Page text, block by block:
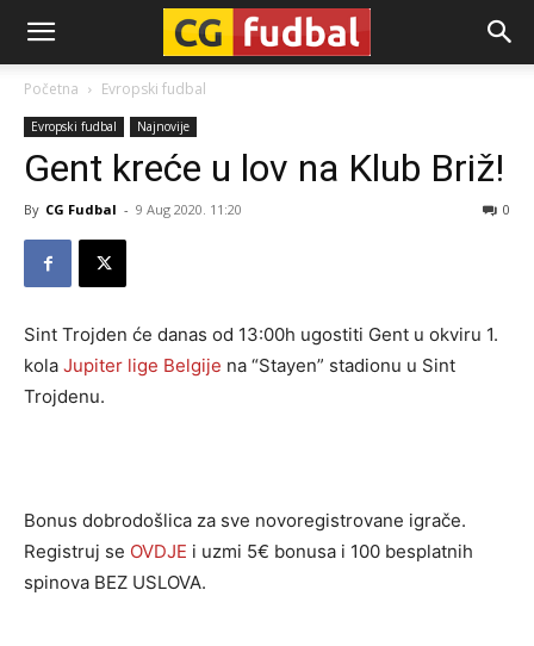
CG-
Fudbal
Početna Evropski fudbal
Evropski fudbal Najnovije
Gent kreće u lov na Klub Briž!
By CG Fudbal - 9 Aug 2020. 11:20 0
Sint Trojden će danas od 13:00h ugostiti Gent u okviru 1.
kola Jupiter lige Belgije na “Stayen” stadionu u Sint
Trojdenu.
Bonus dobrodošlica za sve novoregistrovane igrače.
Registruj se OVDJE i uzmi 5€ bonusa i 100 besplatnih
spinova BEZ USLOVA.